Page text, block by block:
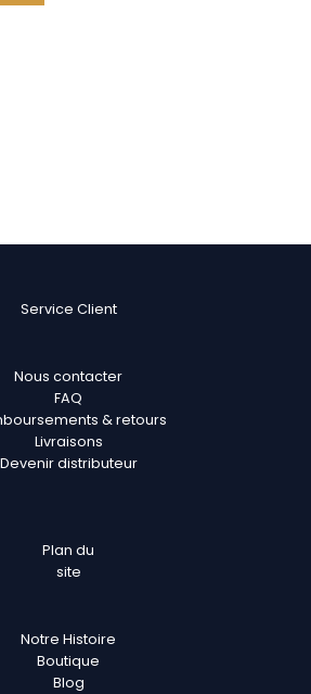
Service Client
Nous contacter
FAQ
& retours
Livraisons
Devenir distributeur
Plan du
site
Notre Histoire
Boutique
Blog